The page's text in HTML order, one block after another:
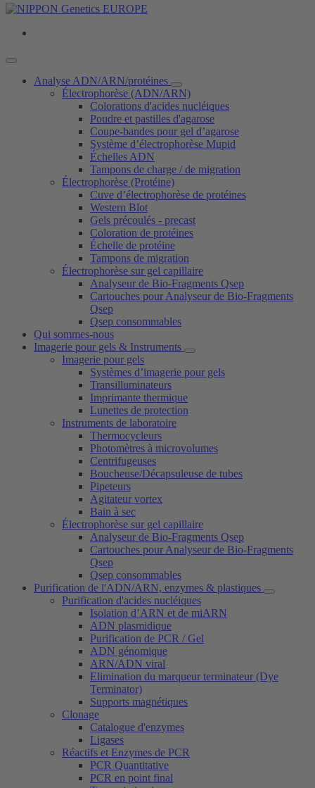
Analyse ADN/ARN/protéines
Électrophorèse (ADN/ARN)
Colorations d'acides nucléiques
Poudre et pastilles d'agarose
Coupe-bandes pour gel d’agarose
Système d’électrophorèse Mupid
Échelles ADN
Tampons de charge / de migration
Électrophorèse (Protéine)
Cuve d’électrophorèse de protéines
Western Blot
Gels précoulés - precast
Coloration de protéines
Échelle de protéine
Tampons de migration
Électrophorèse sur gel capillaire
Analyseur de Bio-Fragments Qsep
Cartouches pour Analyseur de Bio-Fragments
Qsep
Qsep consommables
Qui sommes-nous
Imagerie pour gels & Instruments
Imagerie pour gels
Systèmes d’imagerie pour gels
Transilluminateurs
Imprimante thermique
Lunettes de protection
Instruments de laboratoire
Thermocycleurs
Photomètres à microvolumes
Centrifugeuses
Boucheuse/Décapsuleuse de tubes
Pipeteurs
Agitateur vortex
Bain à sec
Électrophorèse sur gel capillaire
Analyseur de Bio-Fragments Qsep
Cartouches pour Analyseur de Bio-Fragments
Qsep
Qsep consommables
Purification de l'ADN/ARN, enzymes & plastiques
Purification d'acides nucléiques
Isolation d’ARN et de miARN
ADN plasmidique
Purification de PCR / Gel
ADN génomique
ARN/ADN viral
Elimination du marqueur terminateur (Dye
Terminator)
Supports magnétiques
Clonage
Catalogue d'enzymes
Ligases
Réactifs et Enzymes de PCR
PCR Quantitative
PCR en point final